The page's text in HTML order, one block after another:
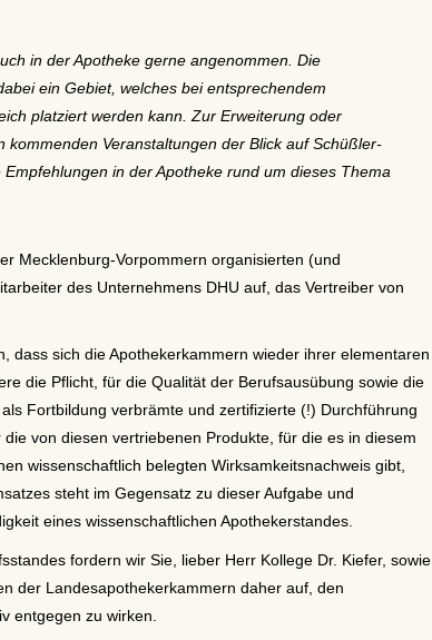
in der Apotheke gerne angenommen. Die
ein Gebiet, welches bei entsprechendem
platziert werden kann. Zur Erweiterung oder
kommenden Veranstaltungen der Blick auf Schüßler-
in der Apotheke rund um dieses Thema
Mecklenburg-Vorpommern organisierten (und
des Unternehmens DHU auf, das Vertreiber von
dass sich die Apothekerkammern wieder ihrer elementaren
die Pflicht, für die Qualität der Berufsausübung sowie die
Fortbildung verbrämte und zertifizierte (!) Durchführung
von diesen vertriebenen Produkte, für die es in diesem
wissenschaftlich belegten Wirksamkeitsnachweis gibt,
steht im Gegensatz zu dieser Aufgabe und
eines wissenschaftlichen Apothekerstandes.
fordern wir Sie, lieber Herr Kollege Dr. Kiefer, sowie
der Landesapothekerkammern daher auf, den
entgegen zu wirken.